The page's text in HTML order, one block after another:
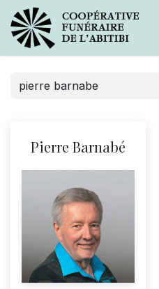
Pierre Barnabé